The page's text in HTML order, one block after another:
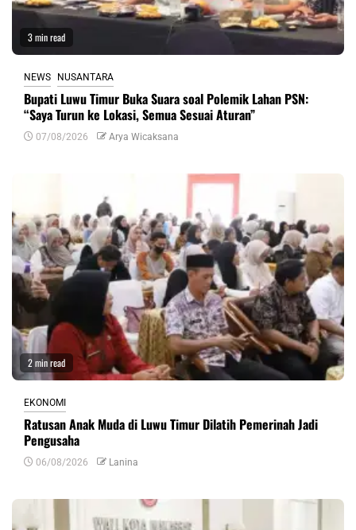
3 min read
NEWS NUSANTARA
Bupati Luwu Timur Buka Suara soal Polemik Lahan PSN:
“Saya Turun ke Lokasi, Semua Sesuai Aturan”
07/08/2026 Arya Wicaksana
2 min read
EKONOMI
Ratusan Anak Muda di Luwu Timur Dilatih Pemerinah Jadi
Pengusaha
06/08/2026 Lanina